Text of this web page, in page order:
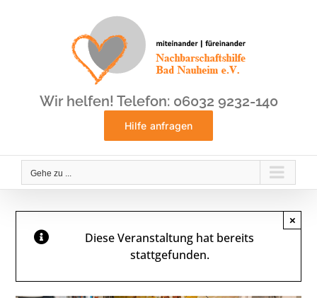
Wir helfen! Telefon: 06032 9232-140
Hilfe anfragen
Gehe zu ...
Diese Veranstaltung hat bereits
stattgefunden.
×